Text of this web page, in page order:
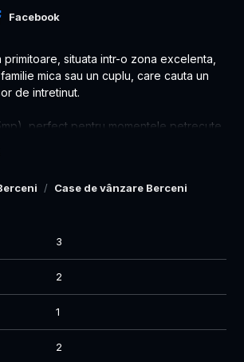
Case de vânzare Berceni
Facebook
situata intr-o zona excelenta,
mica sau un cuplu, care cauta un
de intretinut.
perfect pentru momentele petrecute
ideale pentru odihna si confort
cu gazon, iar aleile sunt pavate.
3
2
1
2